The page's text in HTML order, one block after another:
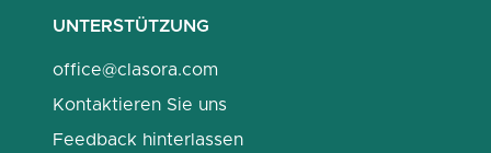
UNTERSTÜTZUNG
office@clasora.com
Kontaktieren Sie uns
Feedback hinterlassen